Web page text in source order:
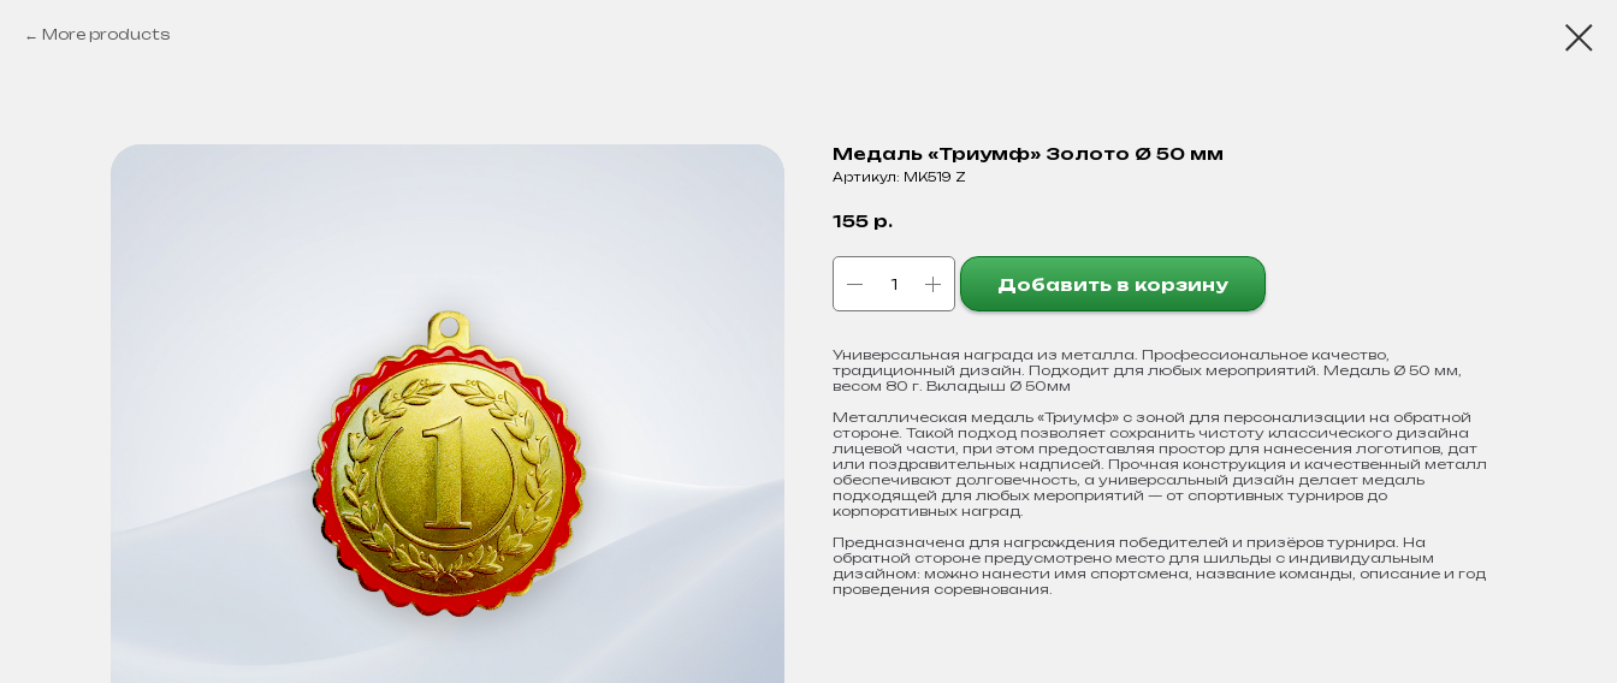
More products
Медаль «Триумф» Золото Ø 50 мм
Артикул: МК519 Z
155 р.
Добавить в корзину
Универсальная награда из металла. Профессиональное качество,
традиционный дизайн. Подходит для любых мероприятий. Медаль Ø 50 мм,
весом 80 г. Вкладыш Ø 50мм
Металлическая медаль «Триумф» с зоной для персонализации на обратной
стороне. Такой подход позволяет сохранить чистоту классического дизайна
лицевой части, при этом предоставляя простор для нанесения логотипов, дат
или поздравительных надписей. Прочная конструкция и качественный металл
обеспечивают долговечность, а универсальный дизайн делает медаль
подходящей для любых мероприятий — от спортивных турниров до
корпоративных наград.
Предназначена для награждения победителей и призёров турнира. На
обратной стороне предусмотрено место для шильды с индивидуальным
дизайном: можно нанести имя спортсмена, название команды, описание и год
проведения соревнования.